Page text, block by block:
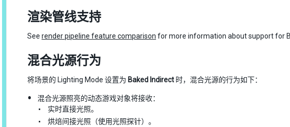
渲染管线支持
See render pipeline feature comparison for more information about support for
混合光源行为
将场景的 Lighting Mode 设置为 Baked Indirect 时，混合光源的行为如下：
混合光源照亮的动态游戏对象将接收：
实时直接光照。
烘焙间接光照（使用光照探针）。